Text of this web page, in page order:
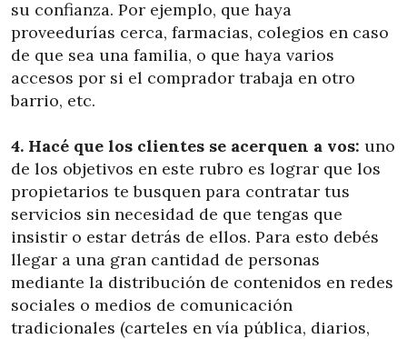
su confianza. Por ejemplo, que haya
proveedurías cerca, farmacias, colegios en caso
de que sea una familia, o que haya varios
accesos por si el comprador trabaja en otro
barrio, etc.
4. Hacé que los clientes se acerquen a vos: uno
de los objetivos en este rubro es lograr que los
propietarios te busquen para contratar tus
servicios sin necesidad de que tengas que
insistir o estar detrás de ellos. Para esto debés
llegar a una gran cantidad de personas
mediante la distribución de contenidos en redes
sociales o medios de comunicación
tradicionales (carteles en vía pública, diarios,